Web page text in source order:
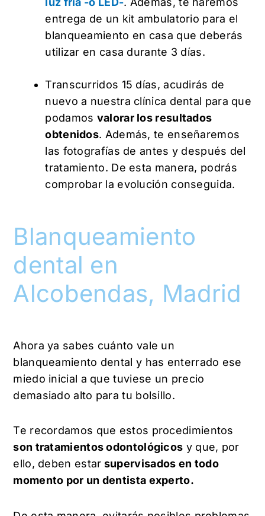
entrega de un kit ambulatorio para el
blanqueamiento en casa que deberás
utilizar en casa durante 3 días.
Transcurridos 15 días, acudirás de
nuevo a nuestra clínica dental para que
podamos valorar los resultados
obtenidos. Además, te enseñaremos
las fotografías de antes y después del
tratamiento. De esta manera, podrás
comprobar la evolución conseguida.
Blanqueamiento
dental en
Alcobendas, Madrid
Ahora ya sabes cuánto vale un
blanqueamiento dental y has enterrado ese
miedo inicial a que tuviese un precio
demasiado alto para tu bolsillo.
Te recordamos que estos procedimientos
son tratamientos odontológicos y que, por
ello, deben estar supervisados en todo
momento por un dentista experto.